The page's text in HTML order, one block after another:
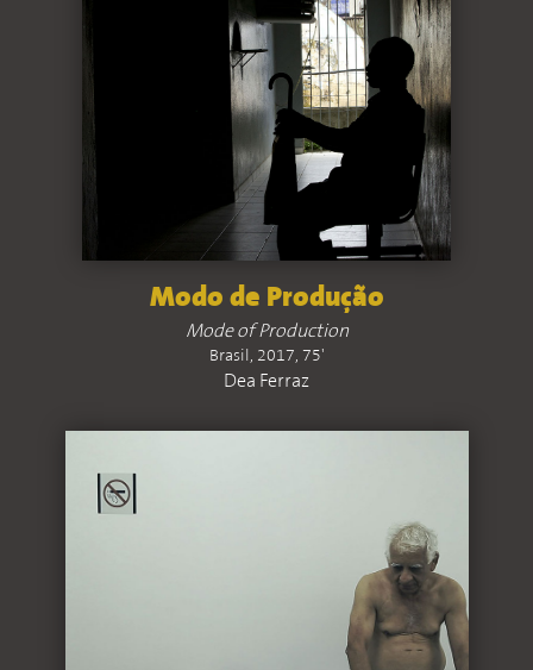
Modo de Produção
Mode of Production
Brasil, 2017, 75'
Dea Ferraz